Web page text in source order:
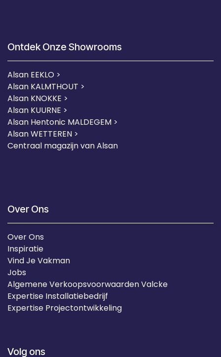
Ontdek Onze Showrooms
Alsan EEKLO >
Alsan KALMTHOUT >
Alsan KNOKKE >
Alsan KUURNE >
Alsan Hentonic MALDEGEM >
Alsan WETTEREN >
Centraal magazijn van Alsan
Over Ons
Over Ons
Inspiratie
Vind Je Vakman
Jobs
Algemene Verkoopsvoorwaarden Valcke
Expertise Installatiebedrijf
Expertise Projectontwikkeling
Volg ons